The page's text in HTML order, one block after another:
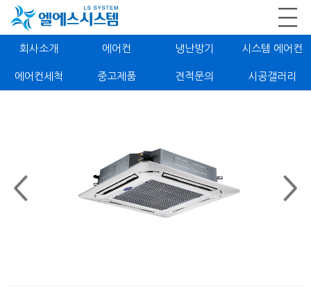
회사소개 에어컨 냉난방기 시스템 에어컨
에어컨세척 중고제품 견적문의 시공갤러리